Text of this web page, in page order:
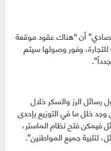
أن “هناك عقود موقعة
وفور وصولها سيتم
الرز والسكر خلال
وجد خلل ما في التوزيع بإحدى
فتح نظام الماستر،
جميع المواطنين”.